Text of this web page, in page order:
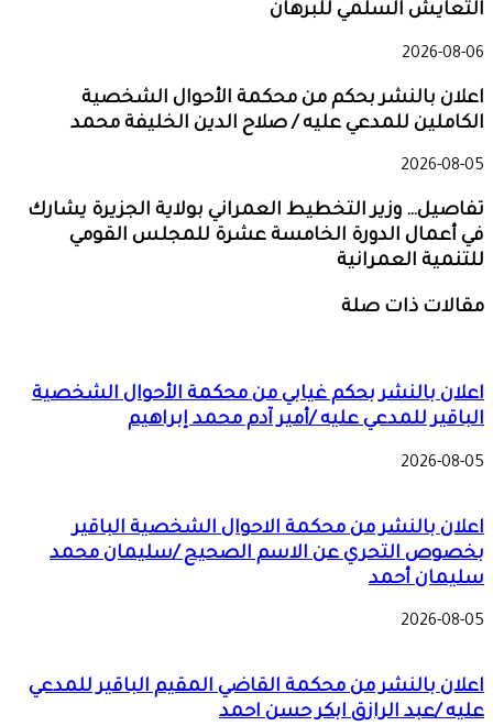
التعايش السلمي للبرهان
2026-08-06
اعلان بالنشر بحكم من محكمة الأحوال الشخصية
الكاملين للمدعي عليه / صلاح الدين الخليفة محمد
2026-08-05
تفاصيل… وزير التخطيط العمراني بولاية الجزيرة يشارك
في أعمال الدورة الخامسة عشرة للمجلس القومي
للتنمية العمرانية
مقالات ذات صلة
اعلان بالنشر بحكم غيابي من محكمة الأحوال الشخصية
الباقير للمدعي عليه /أمير آدم محمد إبراهيم
2026-08-05
اعلان بالنشر من محكمة الاحوال الشخصية الباقير
بخصوص التحري عن الاسم الصحيح /سليمان محمد
سليمان أحمد
2026-08-05
اعلان بالنشر من محكمة القاضي المقيم الباقير للمدعي
عليه /عبد الرازق ابكر حسن احمد